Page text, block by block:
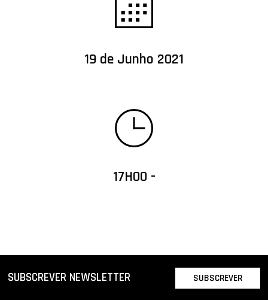
19 de Junho 2021
17H00 -
SUBSCREVER NEWSLETTER SUBSCREVER